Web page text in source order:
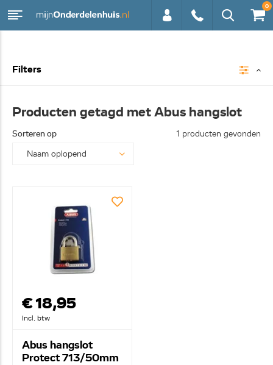
0
Filters
Producten getagd met Abus hangslot
Sorteren op 1 producten gevonden
€ 18,95
Incl. btw
Abus hangslot
Protect 713/50mm